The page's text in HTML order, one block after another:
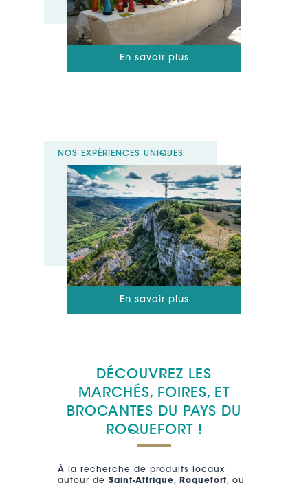
En savoir plus
NOS EXPÉRIENCES UNIQUES
En savoir plus
DÉCOUVREZ LES
MARCHÉS, FOIRES, ET
BROCANTES DU PAYS DU
ROQUEFORT !
À la recherche de produits locaux
autour de Saint-Affrique, Roquefort, ou